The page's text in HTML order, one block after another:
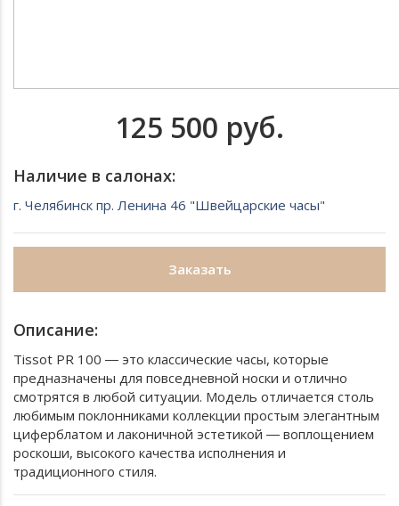
125 500 руб.
Наличие в салонах:
г. Челябинск пр. Ленина 46 "Швейцарские часы"
Заказать
Описание:
Tissot PR 100 ― это классические часы, которые
предназначены для повседневной носки и отлично
смотрятся в любой ситуации. Модель отличается столь
любимым поклонниками коллекции простым элегантным
циферблатом и лаконичной эстетикой ― воплощением
роскоши, высокого качества исполнения и
традиционного стиля.